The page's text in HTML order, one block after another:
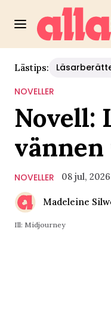
Lästips:
NOVELLER
Novell:
vännen
NOVELLER 08 jul, 2026
Madeleine
Ill: Midjourney